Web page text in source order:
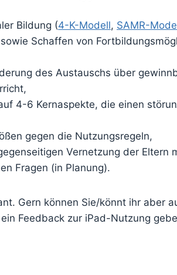
Bildung (4-K-Modell, SAMR-
Schaffen von
des Austauschs über
4-6 Kernaspekte, die einen
gegen die Nutzungsregeln,
Vernetzung der Eltern
Fragen (in Planung).
Gern können Sie/könnt ihr aber
Feedback zur iPad-Nutzung